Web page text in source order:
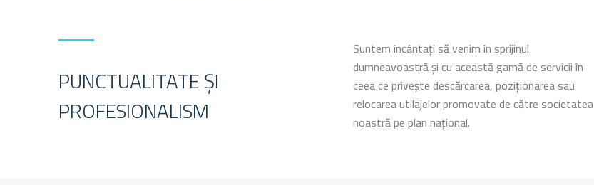
PUNCTUALITATE ȘI
PROFESIONALISM
Suntem încântați să venim în sprijinul
dumneavoastră și cu această gamă de servicii în
ceea ce privește descărcarea, poziționarea sau
relocarea utilajelor promovate de către societatea
noastră pe plan național.